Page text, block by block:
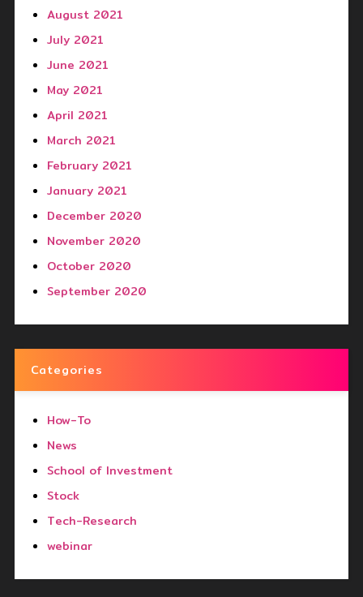
August 2021
July 2021
June 2021
May 2021
April 2021
March 2021
February 2021
January 2021
December 2020
November 2020
October 2020
September 2020
Categories
How-To
News
School of Investment
Stock
Tech-Research
webinar